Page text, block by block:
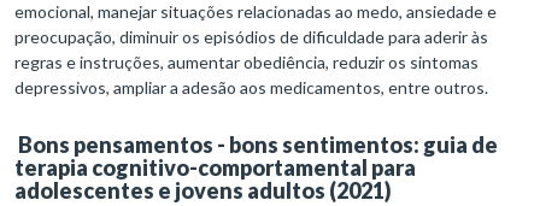
emocional, manejar situações relacionadas ao medo, ansiedade e
preocupação, diminuir os episódios de dificuldade para aderir às
regras e instruções, aumentar obediência, reduzir os sintomas
depressivos, ampliar a adesão aos medicamentos, entre outros.
Bons pensamentos - bons sentimentos: guia de
terapia cognitivo-comportamental para
adolescentes e jovens adultos (2021)